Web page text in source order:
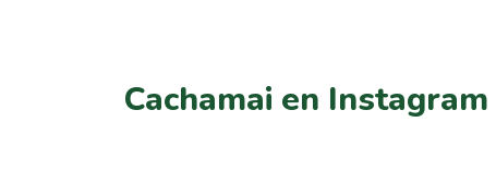
Cachamai en Instagram